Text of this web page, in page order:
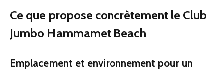
Ce que propose concrètement le Club
Jumbo Hammamet Beach
Emplacement et environnement pour un